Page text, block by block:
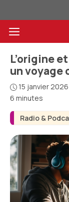
au
contenuMenu
Radio &
L’origine
un voyage
15 janvier 2026
6 minutes